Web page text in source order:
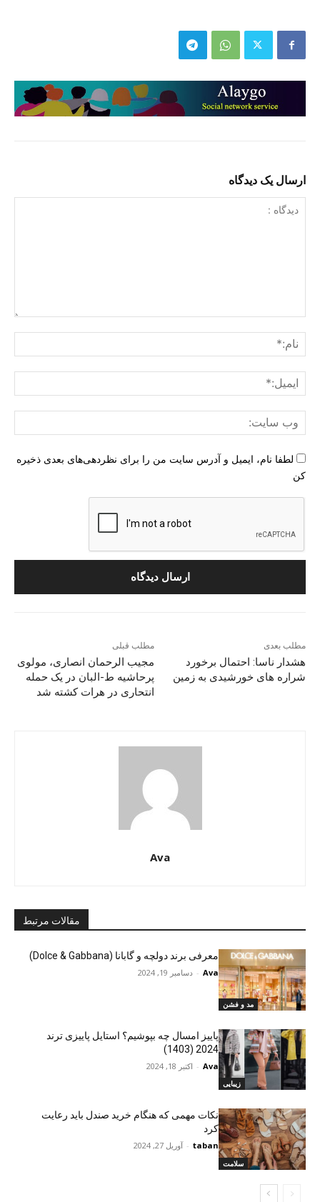
ارسال یک دیدگاه
لطفا نام، ایمیل و آدرس سایت من را برای نظردهی‌های بعدی ذخیره
کن
مطلب قبلی
مجیب الرحمان انصاری، مولوی
پرحاشیه ط-البان در یک حمله
انتحاری در هرات کشته شد
مطلب بعدی
هشدار ناسا: احتمال برخورد
شراره های خورشیدی به زمین
Ava
مقالات مرتبط
مد و فشن
معرفی برند دولچه و گابانا (Dolce & Gabbana)
Ava
- دسامبر 19, 2024
زیبایی
پاییز امسال چه بپوشیم؟ استایل پاییزی ترند
2024 (1403)
Ava
- اکتبر 18, 2024
سلامت
نکات مهمی که هنگام خرید صندل باید رعایت
کرد
taban
- آوریل 27, 2024